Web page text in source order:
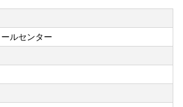
いて◆
定、数か月先の納品希望等のご要望はお
か月かかる場合がございます。
い合わせ（ご不在日や長期不在のご予定
寄附後に下記問い合わせフォームまたは
ールセンターまでお電話にてご連絡いた
ルセンター